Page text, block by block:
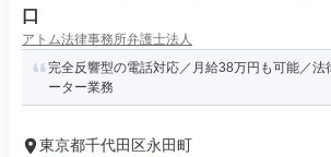
口
アトム法律事務所弁護士法人
完全反響型の電話対応／月給38万円も可能／法
ーター業務
東京都千代田区永田町